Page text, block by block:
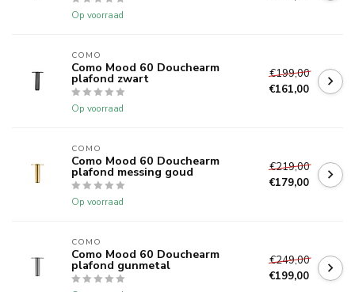
Op voorraad
COMO
Como Mood 60 Douchearm
plafond zwart
Op voorraad
€199,00
€161,00
COMO
Como Mood 60 Douchearm
plafond messing goud
Op voorraad
€219,00
€179,00
COMO
Como Mood 60 Douchearm
plafond gunmetal
€249,00
€199,00